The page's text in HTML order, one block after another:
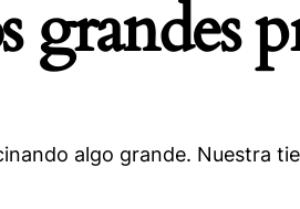
grandes
algo grande. Nuestra